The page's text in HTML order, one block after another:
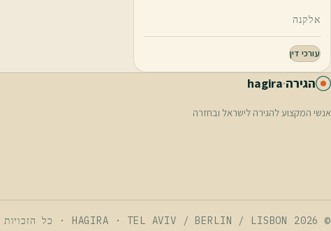
אלקנה
עורכי דין
הגירה·
hagira
אנשי המקצוע להגירה לישראל ובחזרה
© 2026 HAGIRA · TEL AVIV / BERLIN / LISBON · כל הזכויות שמורות